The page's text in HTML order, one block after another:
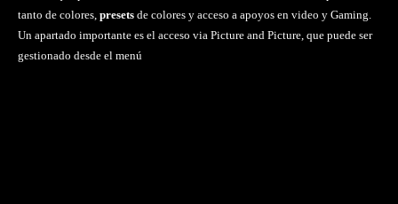
tanto de colores, presets de colores y acceso a apoyos en video y Gaming.
Un apartado importante es el acceso via Picture and Picture, que puede ser
gestionado desde el menú